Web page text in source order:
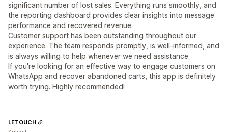
significant number of lost sales. Everything runs smoothly, and
the reporting dashboard provides clear insights into message
performance and recovered revenue.
Customer support has been outstanding throughout our
experience. The team responds promptly, is well-informed, and
is always willing to help whenever we need assistance.
If you're looking for an effective way to engage customers on
WhatsApp and recover abandoned carts, this app is definitely
worth trying. Highly recommended!
LETOUCH